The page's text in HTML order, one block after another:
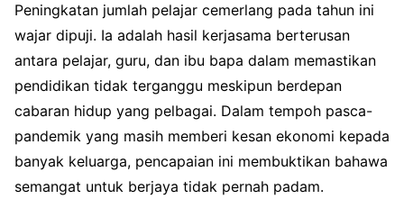
Peningkatan jumlah pelajar cemerlang pada tahun ini
wajar dipuji. Ia adalah hasil kerjasama berterusan
antara pelajar, guru, dan ibu bapa dalam memastikan
pendidikan tidak terganggu meskipun berdepan
cabaran hidup yang pelbagai. Dalam tempoh pasca-
pandemik yang masih memberi kesan ekonomi kepada
banyak keluarga, pencapaian ini membuktikan bahawa
semangat untuk berjaya tidak pernah padam.